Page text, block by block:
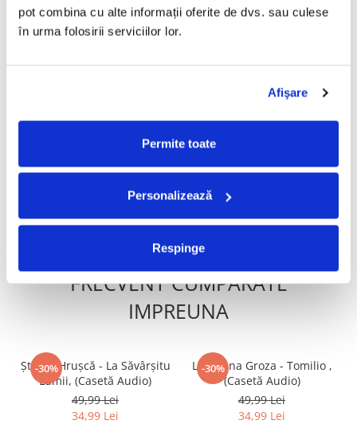
pot combina cu alte informații oferite de dvs. sau culese
în urma folosirii serviciilor lor.
Afişare
Permite toate
Personalizează
Respinge
-30%
Mondial - Remember
34,99 Lei
ADAUGA IN COS
-30%
Nicu Alifantis - 25 - Volumul
20,99 Lei
ADAUGA IN COS
FRECVENT CUMPARATE
IMPREUNA
-30%
Ștefan Hrușcă - La Săvârșitu
Lumii, (Casetă Audio)
49,99 Lei
34,99 Lei
-30%
Loredana Groza - Tomilio ,
(Casetă Audio)
49,99 Lei
34,99 Lei